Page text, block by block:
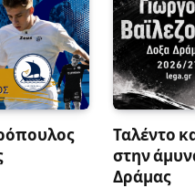
Ταλέντο
στην
Δράμας